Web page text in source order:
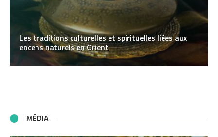
Les traditions culturelles et spirituelles liées aux
encens naturels en Orient
MÉDIA